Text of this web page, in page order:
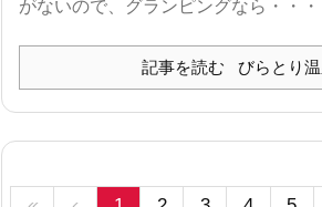
がないので、グランピングなら・・・
記事を読む びらとり